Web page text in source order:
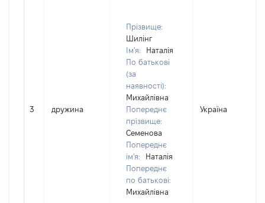
3 дружина
Прізвище:
Шилінг
Ім'я:
Наталія
По батькові
(за
наявності):
Михайлівна
Попереднє
прізвище:
Семенова
Попереднє
ім'я:
Наталія
Попереднє
по батькові:
Михайлівна
Україна